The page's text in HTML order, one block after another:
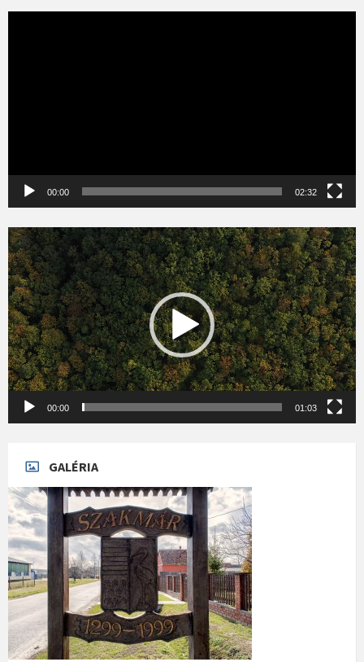
00:00 02:32
Videólejátszó
00:00 01:03
GALÉRIA